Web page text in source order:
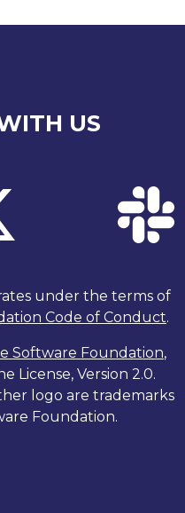
US
under the terms of
Code of Conduct.
Software Foundation,
License, Version 2.0.
logo are trademarks
Foundation.